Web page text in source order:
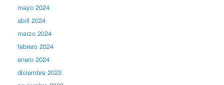
mayo 2024
abril 2024
marzo 2024
febrero 2024
enero 2024
diciembre 2023